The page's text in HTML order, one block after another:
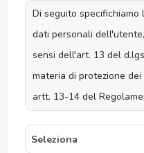
Seleziona